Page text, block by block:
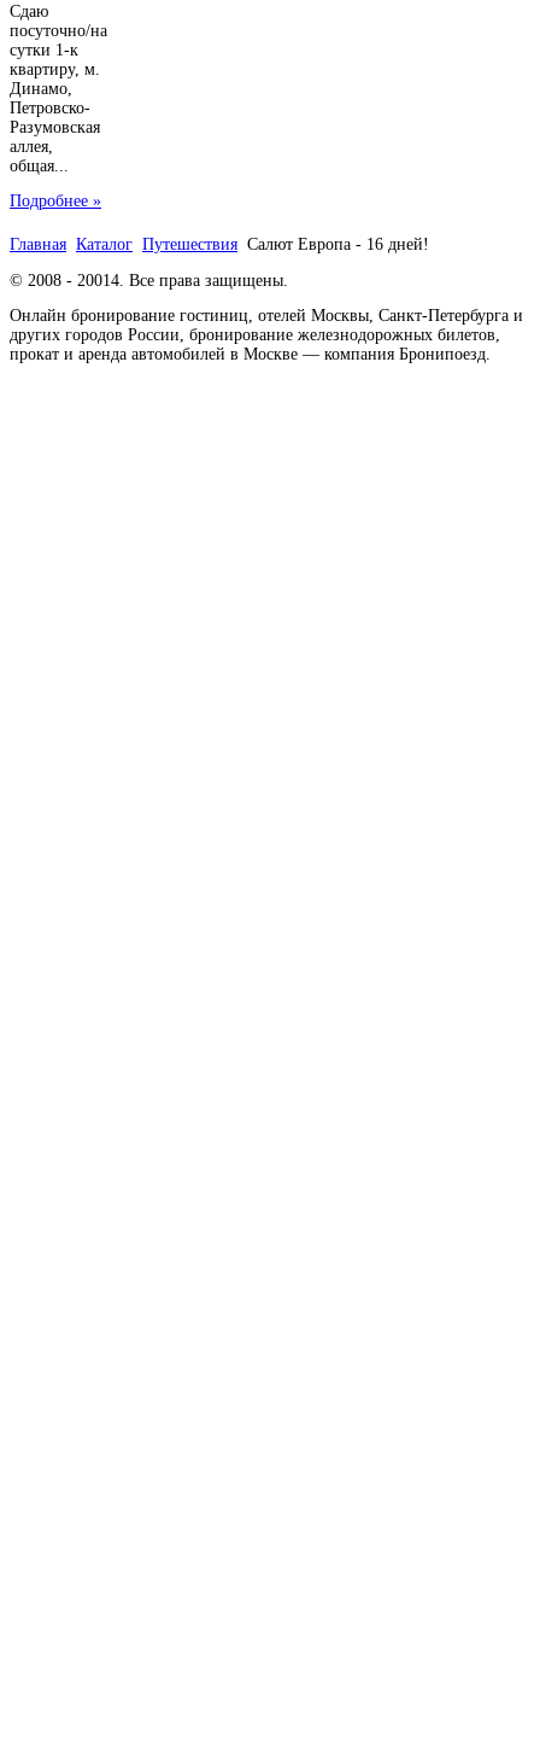
Сдаю
посуточно/на
сутки 1-к
квартиру, м.
Динамо,
Петровско-
Разумовская
аллея,
общая...
Подробнее »
Главная Каталог Путешествия Салют Европа - 16 дней!
© 2008 - 20014. Все права защищены.
Онлайн бронирование гостиниц, отелей Москвы, Санкт-Петербурга и
других городов России, бронирование железнодорожных билетов,
прокат и аренда автомобилей в Москве — компания Бронипоезд.